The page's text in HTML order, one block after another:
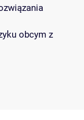
obcym z